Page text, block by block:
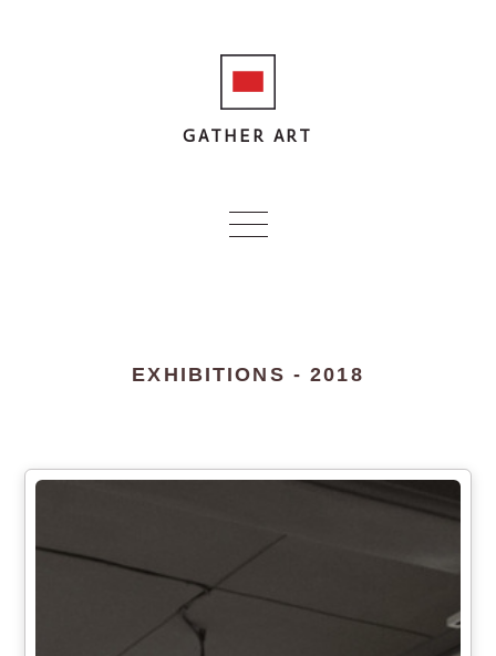
GATHER ART
EXHIBITIONS - 2018